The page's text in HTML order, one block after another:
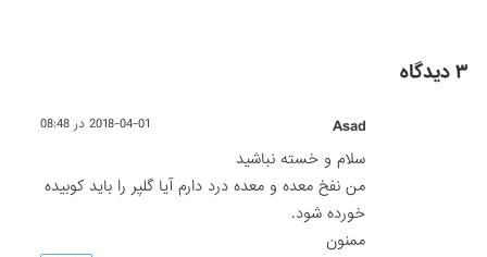
۳ دیدگاه
Asad 2018-04-01 در 08:48
سلام و خسته نباشید
من نفخ معده و معده درد دارم آیا گلپر را باید کوبیده
خورده شود.
ممنون